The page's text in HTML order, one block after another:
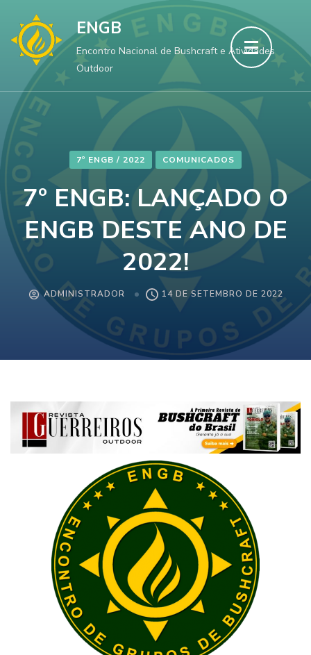
ENGB
Encontro Nacional de Bushcraft e Atividades
Outdoor
7º ENGB / 2022 COMUNICADOS
7º ENGB: LANÇADO O
ENGB DESTE ANO DE
2022!
ADMINISTRADOR 14 DE SETEMBRO DE 2022